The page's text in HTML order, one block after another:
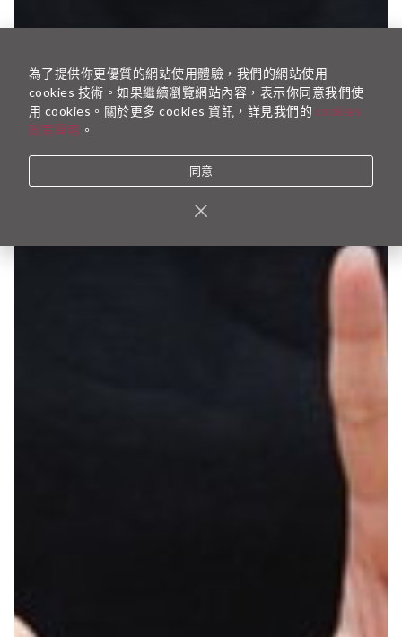
為了提供你更優質的網站使用體驗，我們的網站使用
cookies 技術。如果繼續瀏覽網站內容，表示你同意我們使
用 cookies。關於更多 cookies 資訊，詳見我們的 cookies
政策聲明 。
同意